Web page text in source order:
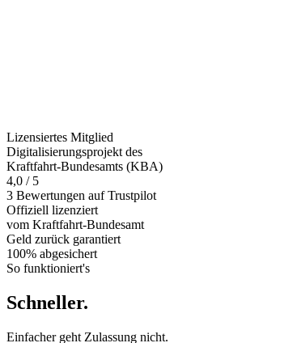
Lizensiertes Mitglied
Digitalisierungsprojekt des
Kraftfahrt-Bundesamts (KBA)
4,0 / 5
3 Bewertungen auf Trustpilot
Offiziell lizenziert
vom Kraftfahrt-Bundesamt
Geld zurück garantiert
100% abgesichert
So funktioniert's
Schneller.
Einfacher geht Zulassung nicht.